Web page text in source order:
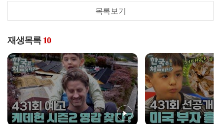
목록보기
재생목록 10